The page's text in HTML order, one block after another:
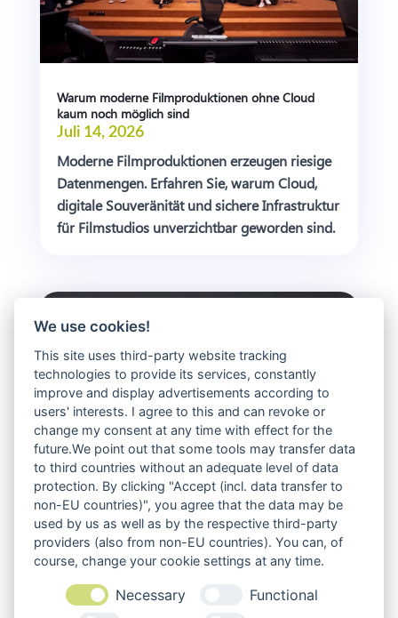
Warum moderne Filmproduktionen ohne Cloud
kaum noch möglich sind
Juli 14, 2026
Moderne Filmproduktionen erzeugen riesige
Datenmengen. Erfahren Sie, warum Cloud,
digitale Souveränität und sichere Infrastruktur
für Filmstudios unverzichtbar geworden sind.
Self-Hosting erlebt ein Revival – aber ist es wirklich
die richtige Lösung für euch?
We use cookies!
This site uses third-party website tracking
technologies to provide its services, constantly
improve and display advertisements according to
users' interests. I agree to this and can revoke or
change my consent at any time with effect for the
future.We point out that some tools may transfer data
to third countries without an adequate level of data
protection. By clicking "Accept (incl. data transfer to
non-EU countries)", you agree that the data may be
used by us as well as by the respective third-party
providers (also from non-EU countries). You can, of
course, change your cookie settings at any time.
Necessary
Functional